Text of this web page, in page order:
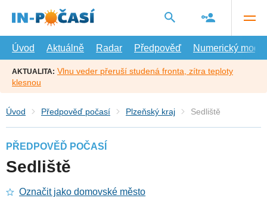
hlavní
Úvod
Aktuálně Radar Předpověď Numerický model
AKTUALITA: Vlnu veder přeruší studená fronta, zítra teploty
klesnou
Úvod Předpověď počasí Plzeňský kraj Sedliště
PŘEDPOVĚĎ POČASÍ
Sedliště
Označit jako domovské město